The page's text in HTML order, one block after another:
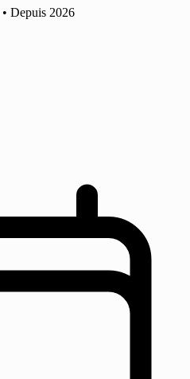
• Depuis 2026